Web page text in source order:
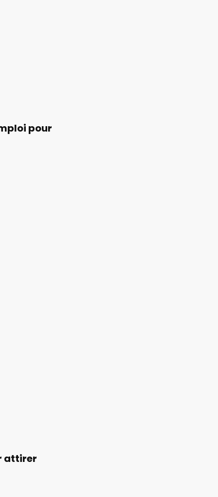
pour
attirer